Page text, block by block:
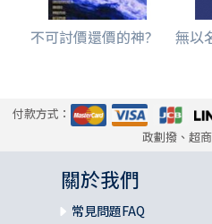
不可討價還價的神? 無以
付款方式：
政劃撥、超
關於我們
常見問題FAQ